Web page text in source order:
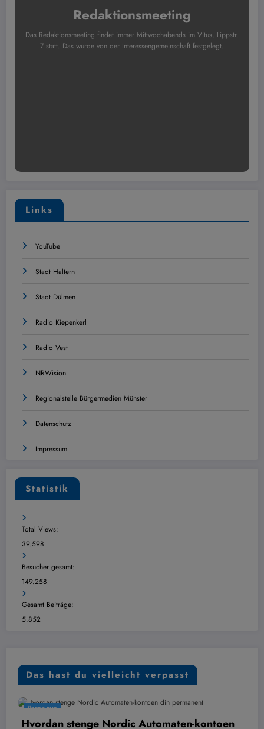
Redaktionsmeeting
Das Redaktionsmeeting findet immer Mittwochabends im Vitus, Lippstr.
7 statt. Das wurde von der Interessengemeinschaft festgelegt.
Links
YouTube
Stadt Haltern
Stadt Dülmen
Radio Kiepenkerl
Radio Vest
NRWision
Regionalstelle Bürgermedien Münster
Datenschutz
Impressum
Statistik
Total Views:
39.598
Besucher gesamt:
149.258
Gesamt Beiträge:
5.852
Das hast du vielleicht verpasst
stenge Nordic Automaten-kontoen Digital